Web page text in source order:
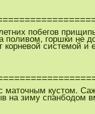
побегов
поливом, горшки не
корневой системой и
маточным кустом.
на зиму спанбодом